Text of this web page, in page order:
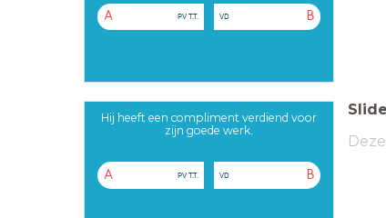
A PV T.T. B
VD
Hij heeft een compliment verdiend voor
zijn goede werk.
A PV T.T. B
VD
Slide